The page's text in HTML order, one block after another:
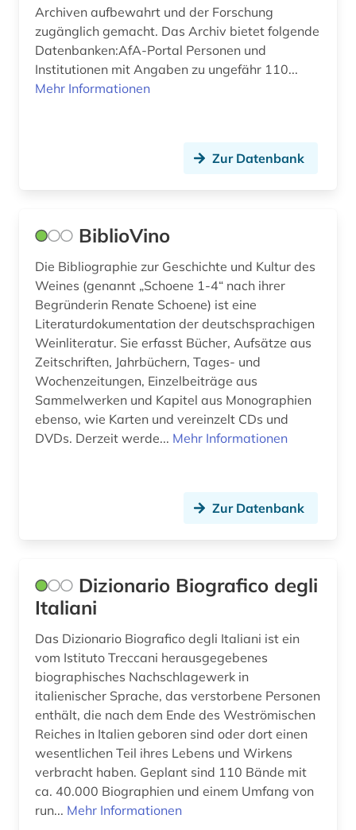
frauen (2)
frauenbewegung (3)
frauenforschung (8)
fruchtbringende gesellschaft (1)
frühe neuzeit (4)
funktionär (1)
färöer (1)
förster (1)
führungskraft (1)
gartenarchitektin (1)
gartenkunst (1)
gattung (1)
gaza [stadt] (1)
gedenken (1)
gedenktag (1)
gefallener (2)
Archiven aufbewahrt und der Forschung
zugänglich gemacht. Das Archiv bietet folgende
Datenbanken:AfA-Portal Personen und
Institutionen mit Angaben zu ungefähr 110...
Mehr Informationen
Zur Datenbank
BiblioVino
Die Bibliographie zur Geschichte und Kultur des
Weines (genannt „Schoene 1-4“ nach ihrer
Begründerin Renate Schoene) ist eine
Literaturdokumentation der deutschsprachigen
Weinliteratur. Sie erfasst Bücher, Aufsätze aus
Zeitschriften, Jahrbüchern, Tages- und
Wochenzeitungen, Einzelbeiträge aus
Sammelwerken und Kapitel aus Monographien
ebenso, wie Karten und vereinzelt CDs und
DVDs. Derzeit werde... Mehr Informationen
Zur Datenbank
Dizionario Biografico degli
Italiani
Das Dizionario Biografico degli Italiani ist ein
vom Istituto Treccani herausgegebenes
biographisches Nachschlagewerk in
italienischer Sprache, das verstorbene Personen
enthält, die nach dem Ende des Weströmischen
Reiches in Italien geboren sind oder dort einen
wesentlichen Teil ihres Lebens und Wirkens
verbracht haben. Geplant sind 110 Bände mit
ca. 40.000 Biographien und einem Umfang von
run... Mehr Informationen